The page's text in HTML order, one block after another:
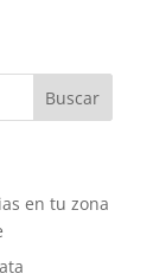
en tu zona